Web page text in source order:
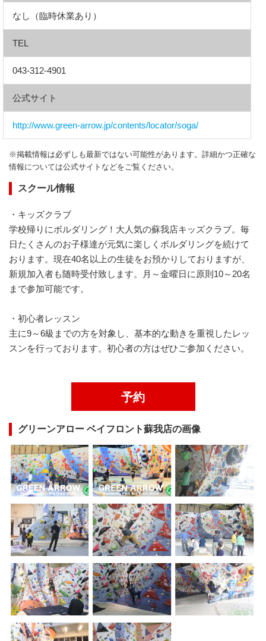
なし（臨時休業あり）
TEL
043-312-4901
公式サイト
http://www.green-arrow.jp/contents/locator/soga/
※掲載情報は必ずしも最新ではない可能性があります。詳細かつ正確な
情報については公式サイトなどをご覧ください。
スクール情報
・キッズクラブ
学校帰りにボルダリング！大人気の蘇我店キッズクラブ。毎
日たくさんのお子様達が元気に楽しくボルダリングを続けて
おります。現在40名以上の生徒をお預かりしておりますが、
新規加入者も随時受付致します。月～金曜日に原則10～20名
まで参加可能です。
・初心者レッスン
主に9～6級までの方を対象し、基本的な動きを重視したレッ
スンを行っております。初心者の方はぜひご参加ください。
予約
グリーンアロー ベイフロント蘇我店の画像